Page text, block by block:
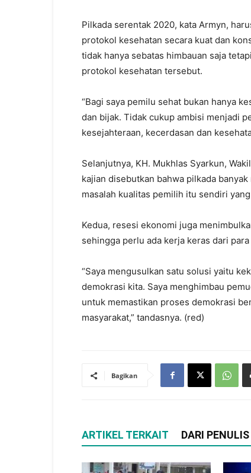
Pilkada serentak 2020, kata Armyn,
protokol kesehatan secara kuat dan
tidak hanya sebatas himbauan saja
protokol kesehatan tersebut.
“Bagi saya pemilu sehat bukan hanya
dan bijak. Tidak cukup ambisi menjadi
kesejahteraan, kecerdasan dan
Selanjutnya, KH. Mukhlas Syarkun,
kajian disebutkan bahwa pilkada
masalah kualitas pemilih itu sendiri
Kedua, resesi ekonomi juga
sehingga perlu ada kerja keras dari
“Saya mengusulkan satu solusi yaitu
demokrasi kita. Saya menghimbau
untuk memastikan proses demokrasi
masyarakat,” tandasnya. (red)
Bagikan
ARTIKEL TERKAIT DARI PENULIS